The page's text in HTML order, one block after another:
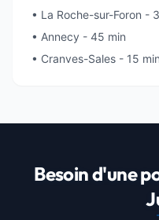
• La Roche-sur-Foron -
• Annecy - 45 min
• Cranves-Sales - 15 min
Besoin d'une